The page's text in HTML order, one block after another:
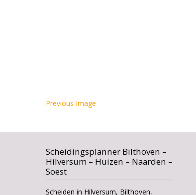
Previous Image
Scheidingsplanner Bilthoven –
Hilversum – Huizen – Naarden –
Soest
Scheiden in Hilversum, Bilthoven,